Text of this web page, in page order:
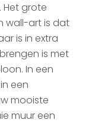
Het grote
wall-art is dat
is in extra
is met
In een
een
mooiste
muur een